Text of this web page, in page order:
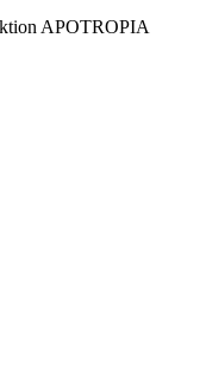
APOTROPIA